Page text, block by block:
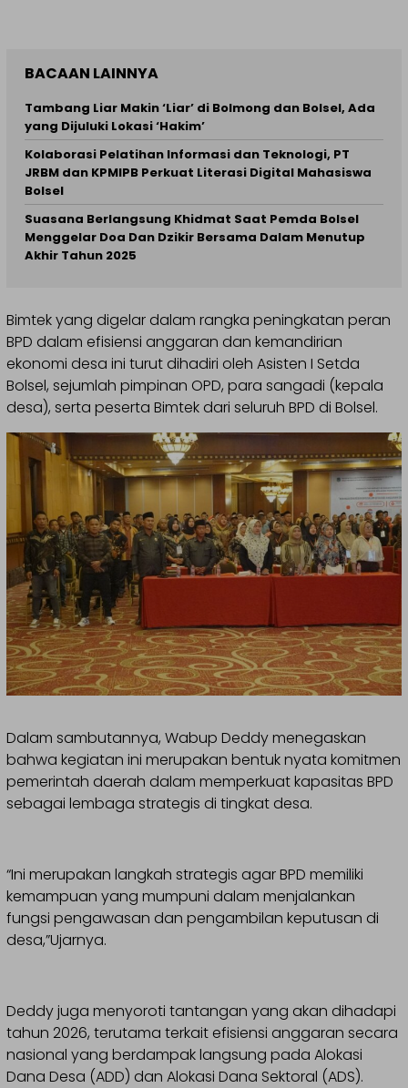
BACAAN LAINNYA
Tambang Liar Makin ‘Liar’ di Bolmong dan Bolsel, Ada
yang Dijuluki Lokasi ‘Hakim’
Kolaborasi Pelatihan Informasi dan Teknologi, PT
JRBM dan KPMIPB Perkuat Literasi Digital Mahasiswa
Bolsel
Suasana Berlangsung Khidmat Saat Pemda Bolsel
Menggelar Doa Dan Dzikir Bersama Dalam Menutup
Akhir Tahun 2025
Bimtek yang digelar dalam rangka peningkatan peran
BPD dalam efisiensi anggaran dan kemandirian
ekonomi desa ini turut dihadiri oleh Asisten I Setda
Bolsel, sejumlah pimpinan OPD, para sangadi (kepala
desa), serta peserta Bimtek dari seluruh BPD di Bolsel.
Dalam sambutannya, Wabup Deddy menegaskan
bahwa kegiatan ini merupakan bentuk nyata komitmen
pemerintah daerah dalam memperkuat kapasitas BPD
sebagai lembaga strategis di tingkat desa.
“Ini merupakan langkah strategis agar BPD memiliki
kemampuan yang mumpuni dalam menjalankan
fungsi pengawasan dan pengambilan keputusan di
desa,”Ujarnya.
Deddy juga menyoroti tantangan yang akan dihadapi
tahun 2026, terutama terkait efisiensi anggaran secara
nasional yang berdampak langsung pada Alokasi
Dana Desa (ADD) dan Alokasi Dana Sektoral (ADS).